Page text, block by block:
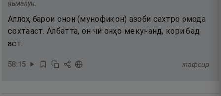
яъмалун.
Аллоҳ барои онон (мунофиқон) азоби сахтро омода
сохтааст. Албатта, он чӣ онҳо мекунанд, кори бад
аст.
58:15 тафсир